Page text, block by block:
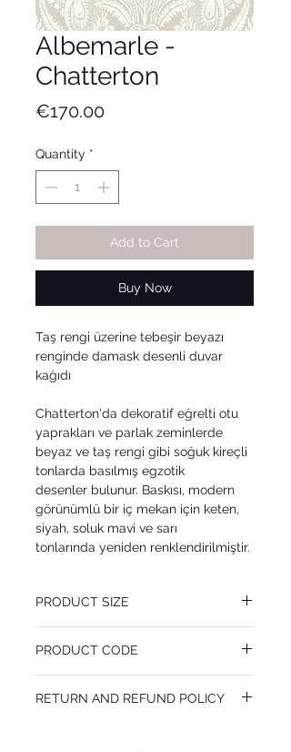
Albemarle -
Chatterton
€170.00Price
Quantity *
Add to Cart
Buy Now
Taş rengi üzerine tebeşir beyazı
renginde damask desenli duvar
kağıdı
Chatterton'da dekoratif eğrelti otu
yaprakları ve parlak zeminlerde
beyaz ve taş rengi gibi soğuk kireçli
tonlarda basılmış egzotik
desenler bulunur. Baskısı, modern
görünümlü bir iç mekan için keten,
siyah, soluk mavi ve sarı
tonlarında yeniden renklendirilmiştir.
PRODUCT SIZE
Pattern Repeat 91.4 cm
PRODUCT CODE
RETURN AND REFUND POLICY